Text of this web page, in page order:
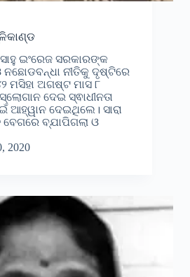
ଇଂରେଜ ସରକାରଙ୍କ
ନୀତିକୁ ଦୃଷ୍ଟିରେ
ମସିହା ଅଗଷ୍ଟ ମାସ ୮
ଦେଇ ସ୍ଵାଧୀନତା
ଆହ୍ୱାନ ଦେଇଥିଲେ। ସାରା
ବ୍ଯାପିଗଲା ଓ
2020